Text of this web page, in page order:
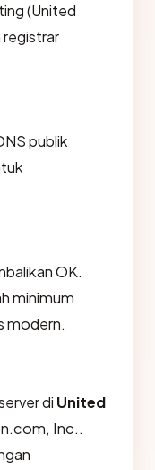
(United
registrar
publik
OK.
minimum
modern.
di United
Inc..